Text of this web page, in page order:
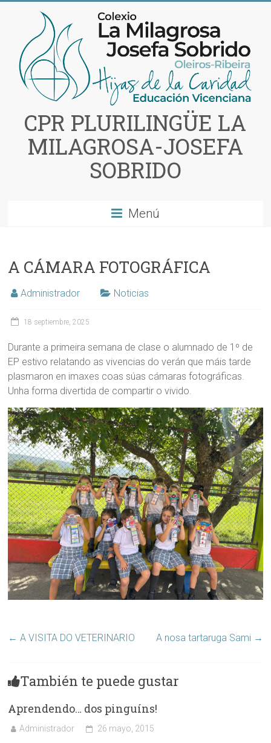
contenido
CPR PLURILINGÜE LA
MILAGROSA-JOSEFA
SOBRIDO
Menú
A CÁMARA FOTOGRÁFICA
Administrador Noticias
18 septiembre, 2025
Durante a primeira semana de clase o alumnado de 1º de
EP estivo relatando as vivencias do verán que máis tarde
plasmaron en imaxes coas súas cámaras fotográficas.
Unha forma divertida de compartir o vivido.
← A VISITA DO VETERINARIO A nosa tartaruga Sami →
También te puede gustar
Aprendendo… dos pinguíns!
Administrador 26 mayo, 2015